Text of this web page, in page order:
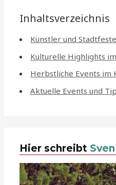
Inhaltsverzeichnis
Künstler und
Kulturelle Highlights
Herbstliche Events im
Aktuelle Events und
Hier schreibt Sven